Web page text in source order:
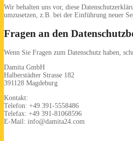
Wir behalten uns vor, diese
umzusetzen, z.B. bei der Einführung neuer
Fragen an den
Wenn Sie Fragen zum Datenschutz haben,
Damita GmbH
Halberstädter Strasse 182
391128 Magdeburg
Kontakt:
Telefon: +49 391-5558486
Telefax: +49 391-81068596
E-Mail: info@damita24.com